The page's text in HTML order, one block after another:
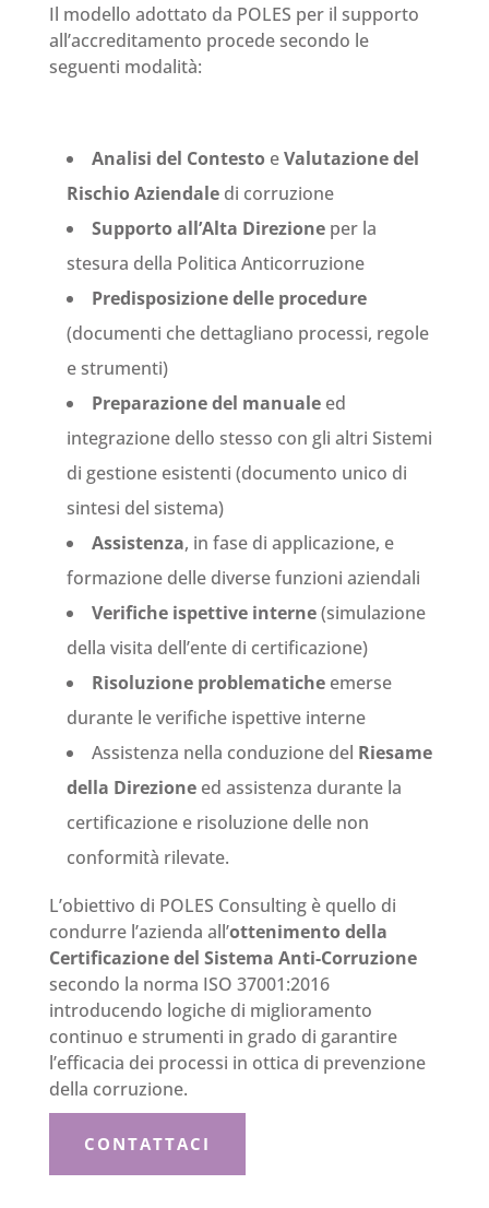
Il modello adottato da POLES per il supporto
all’accreditamento procede secondo le
seguenti modalità:
Analisi del ContestoeValutazione del
Rischio Aziendaledi corruzione
Supporto all’Alta Direzioneper la
stesura della Politica Anticorruzione
Predisposizione delle procedure
(documenti che dettagliano processi, regole
e strumenti)
Preparazione del manualeed
integrazione dello stesso con gli altri Sistemi
di gestione esistenti (documento unico di
sintesi del sistema)
Assistenza, in fase di applicazione, e
formazione delle diverse funzioni aziendali
Verifiche ispettive interne(simulazione
della visita dell’ente di certificazione)
Risoluzione problematicheemerse
durante le verifiche ispettive interne
Assistenza nella conduzione del Riesame
della Direzioneed assistenza durante la
certificazione e risoluzione delle non
conformità rilevate.
L’obiettivo di POLES Consulting è quello di
condurre l’azienda all’ottenimento della
Certificazione del Sistema Anti-Corruzione
secondo la norma ISO 37001:2016
introducendo logiche di miglioramento
continuo e strumenti in grado di garantire
l’efficacia dei processi in ottica di prevenzione
della corruzione.
CONTATTACI